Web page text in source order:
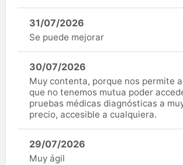
31/07/2026
Se puede mejorar
30/07/2026
Muy contenta, porque nos permite
que no tenemos mutua poder
pruebas médicas diagnósticas a
precio, accesible a cualquiera.
29/07/2026
Muy ágil